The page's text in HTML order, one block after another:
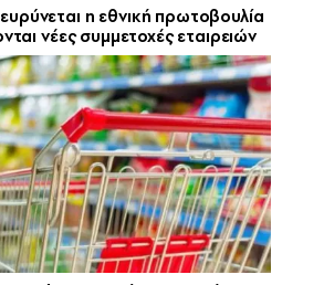
η εθνική πρωτοβουλία
νέες συμμετοχές εταιρειών